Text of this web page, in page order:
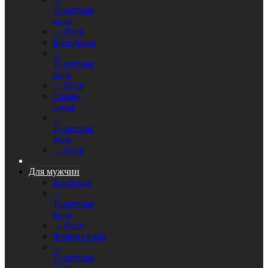
Туалетная
вода
- Духи
Брендовая
-
Туалетная
вода
- Духи
Самая-
самая
-
Туалетная
вода
- Духи
Для мужчин
Арабская
-
Туалетная
вода
- Духи
Французская
-
Туалетная